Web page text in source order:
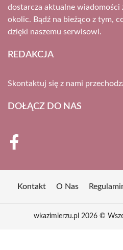
dostarcza aktualne wiadomości
okolic. Bądź na bieżąco z tym,
dzięki naszemu serwisowi.
REDAKCJA
Skontaktuj się z nami
DOŁĄCZ DO NAS
Kontakt O Nas
wkazimierzu.pl 2026 ©